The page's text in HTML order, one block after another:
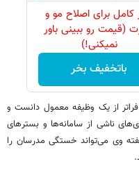
کامل برای اصلاح مو و
(قیمت رو ببینی باور
نمیکنی!)
باتخفیف بخر
از یک وظیفه معمول دانست و
ناشی از سامانه‌ها و بسترهای
وی می‌تواند خستگی مدرسان را